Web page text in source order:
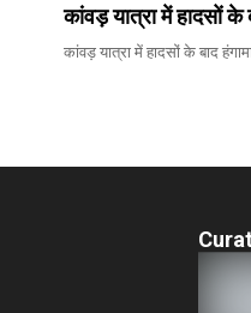
कांवड़ यात्रा में हादसों के
कांवड़ यात्रा में हादसों के बाद